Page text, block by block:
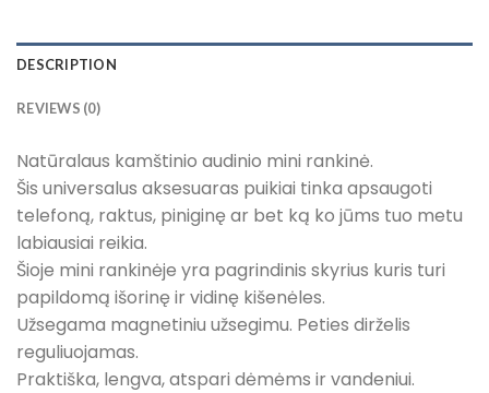
DESCRIPTION
REVIEWS (0)
Natūralaus kamštinio audinio mini rankinė.
Šis universalus aksesuaras puikiai tinka apsaugoti
telefoną, raktus, piniginę ar bet ką ko jūms tuo metu
labiausiai reikia.
Šioje mini rankinėje yra pagrindinis skyrius kuris turi
papildomą išorinę ir vidinę kišenėles.
Užsegama magnetiniu užsegimu. Peties dirželis
reguliuojamas.
Praktiška, lengva, atspari dėmėms ir vandeniui.